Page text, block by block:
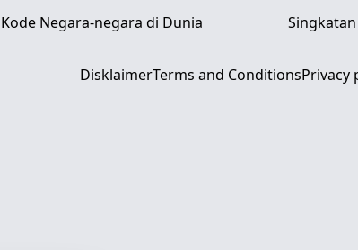
Kode Negara-negara di Dunia
DisklaimerTerms and ConditionsPrivacy